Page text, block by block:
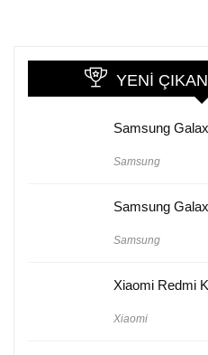
YENI
Samsung
Samsung
Samsung
Samsung
Xiaomi Redmi
Xiaomi